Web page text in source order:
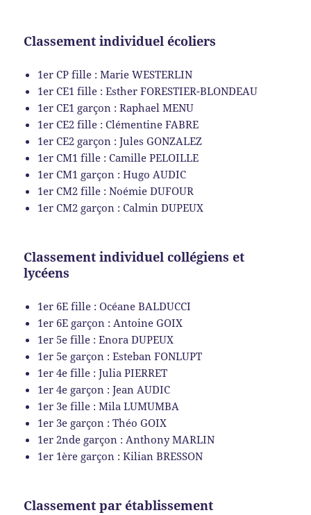
Classement individuel écoliers
1er CP fille : Marie WESTERLIN
1er CE1 fille : Esther FORESTIER-BLONDEAU
1er CE1 garçon : Raphael MENU
1er CE2 fille : Clémentine FABRE
1er CE2 garçon : Jules GONZALEZ
1er CM1 fille : Camille PELOILLE
1er CM1 garçon : Hugo AUDIC
1er CM2 fille : Noémie DUFOUR
1er CM2 garçon : Calmin DUPEUX
Classement individuel collégiens et
lycéens
1er 6E fille : Océane BALDUCCI
1er 6E garçon : Antoine GOIX
1er 5e fille : Enora DUPEUX
1er 5e garçon : Esteban FONLUPT
1er 4e fille : Julia PIERRET
1er 4e garçon : Jean AUDIC
1er 3e fille : Mila LUMUMBA
1er 3e garçon : Théo GOIX
1er 2nde garçon : Anthony MARLIN
1er 1ère garçon : Kilian BRESSON
Classement par établissement